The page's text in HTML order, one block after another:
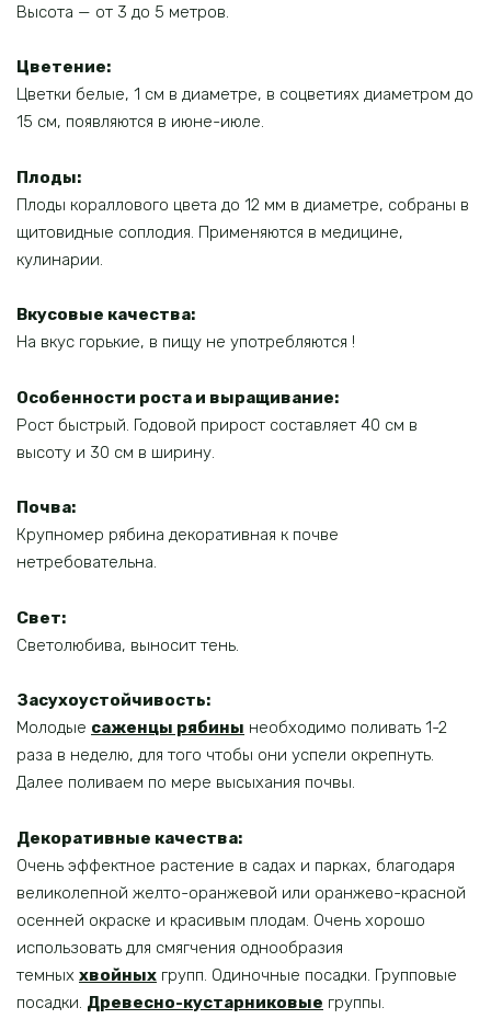
Высота — от 3 до 5 метров.
Цветение:
Цветки белые, 1 см в диаметре, в соцветиях диаметром до
15 см, появляются в июне-июле.
Плоды:
Плоды кораллового цвета до 12 мм в диаметре, собраны в
щитовидные соплодия. Применяются в медицине,
кулинарии.
Вкусовые качества:
На вкус горькие, в пищу не употребляются !
Особенности роста и выращивание:
Рост быстрый. Годовой прирост составляет 40 см в
высоту и 30 см в ширину.
Почва:
Крупномер рябина декоративная к почве
нетребовательна.
Свет:
Светолюбива, выносит тень.
Засухоустойчивость:
Молодые саженцы рябины необходимо поливать 1-2
раза в неделю, для того чтобы они успели окрепнуть.
Далее поливаем по мере высыхания почвы.
Декоративные качества:
Очень эффектное растение в садах и парках, благодаря
великолепной желто-оранжевой или оранжево-красной
осенней окраске и красивым плодам. Очень хорошо
использовать для смягчения однообразия
темных хвойных групп. Одиночные посадки. Групповые
посадки. Древесно-кустарниковые группы.